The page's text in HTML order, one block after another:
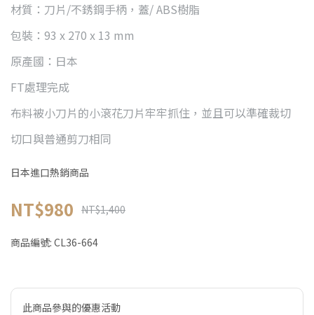
材質：刀片/不銹鋼手柄，蓋/ ABS樹脂
包裝：93 x 270 x 13 mm
原產國：日本
FT處理完成
布料被小刀片的小滾花刀片牢牢抓住，並且可以準確裁切
切口與普通剪刀相同
日本進口熱銷商品
NT$980 NT$1,400
商品編號: CL36-664
此商品參與的優惠活動